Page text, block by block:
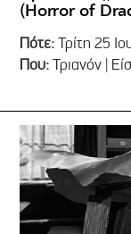
(Horror of
Πότε:Τρίτη 25
Που:Τριανόν |